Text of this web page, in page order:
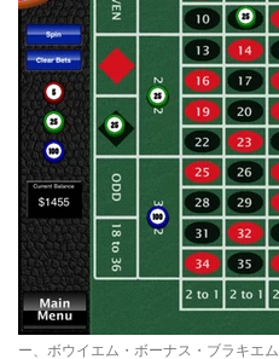
ー、ボウイエム・ボーナス・ブラキエ